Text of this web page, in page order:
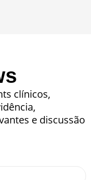
clínicos,
e discussão